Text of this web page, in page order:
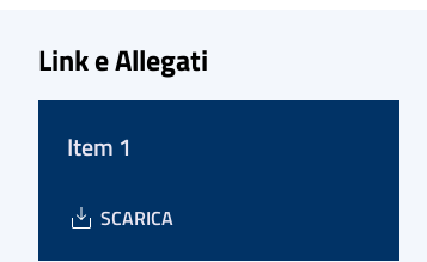
Link e Allegati
Item 1
SCARICA